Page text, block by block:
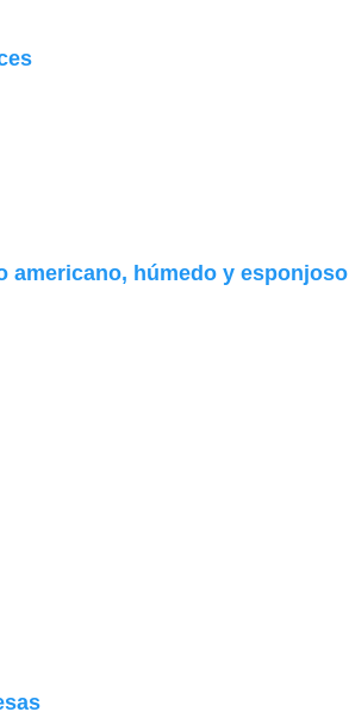
americano, húmedo y esponjoso